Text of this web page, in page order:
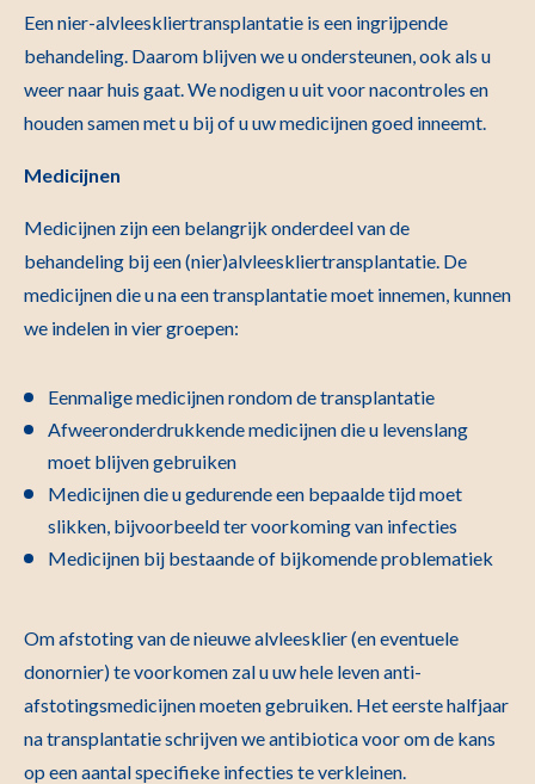
Een nier-alvleeskliertransplantatie is een ingrijpende
behandeling. Daarom blijven we u ondersteunen, ook als u
weer naar huis gaat. We nodigen u uit voor nacontroles en
houden samen met u bij of u uw medicijnen goed inneemt.
Medicijnen
Medicijnen zijn een belangrijk onderdeel van de
behandeling bij een (nier)alvleeskliertransplantatie. De
medicijnen die u na een transplantatie moet innemen, kunnen
we indelen in vier groepen:
Eenmalige medicijnen rondom de transplantatie
Afweeronderdrukkende medicijnen die u levenslang
moet blijven gebruiken
Medicijnen die u gedurende een bepaalde tijd moet
slikken, bijvoorbeeld ter voorkoming van infecties
Medicijnen bij bestaande of bijkomende problematiek
Om afstoting van de nieuwe alvleesklier (en eventuele
donornier) te voorkomen zal u uw hele leven anti-
afstotingsmedicijnen moeten gebruiken. Het eerste halfjaar
na transplantatie schrijven we antibiotica voor om de kans
op een aantal specifieke infecties te verkleinen.